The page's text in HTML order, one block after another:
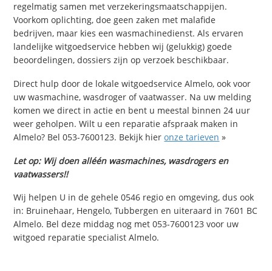
regelmatig samen met verzekeringsmaatschappijen.
Voorkom oplichting, doe geen zaken met malafide
bedrijven, maar kies een wasmachinedienst. Als ervaren
landelijke witgoedservice hebben wij (gelukkig) goede
beoordelingen, dossiers zijn op verzoek beschikbaar.
Direct hulp door de lokale witgoedservice Almelo, ook voor
uw wasmachine, wasdroger of vaatwasser. Na uw melding
komen we direct in actie en bent u meestal binnen 24 uur
weer geholpen. Wilt u een reparatie afspraak maken in
Almelo? Bel 053-7600123. Bekijk hieronze tarieven »
Let op: Wij doen alléén wasmachines, wasdrogers en
vaatwassers!!
Wij helpen U in de gehele 0546 regio en omgeving, dus ook
in: Bruinehaar, Hengelo, Tubbergen en uiteraard in 7601 BC
Almelo. Bel deze middag nog met 053-7600123 voor uw
witgoed reparatie specialist Almelo.